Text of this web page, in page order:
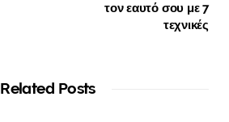
τον εαυτό σου με 7
τεχνικές
Related Posts